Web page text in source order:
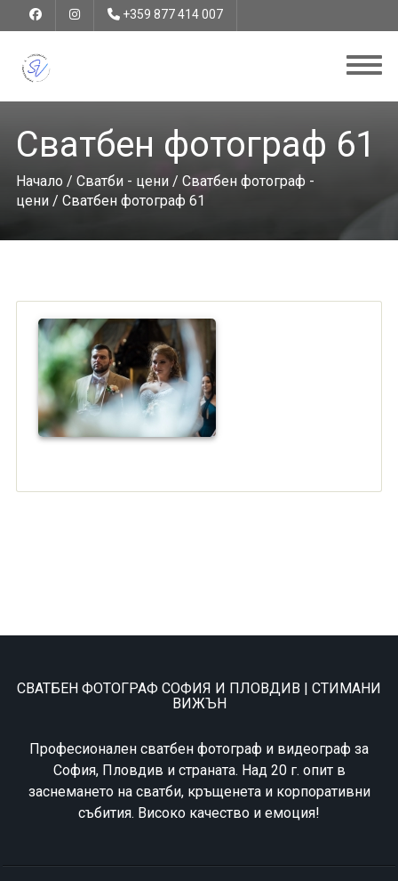
+359 877 414 007
Сватбен фотограф 61
Начало / Сватби - цени/ Сватбен фотограф -
цени/ Сватбен фотограф 61
СВАТБЕН ФОТОГРАФ СОФИЯ И ПЛОВДИВ | СТИМАНИ
ВИЖЪН
Професионален сватбен фотограф и видеограф за
София, Пловдив и страната. Над 20 г. опит в
заснемането на сватби, кръщенета и корпоративни
събития. Високо качество и емоция!